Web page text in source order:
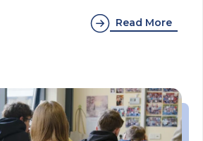
Read More